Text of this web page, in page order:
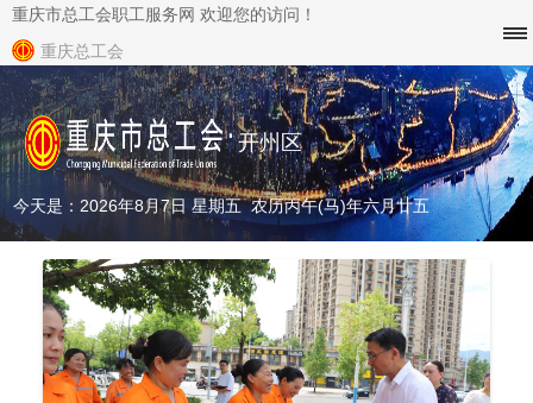
重庆市总工会职工服务网 欢迎您的访问！
重庆总工会
开州区
今天是：2026年8月7日 星期五 农历丙午(马)年六月廿五